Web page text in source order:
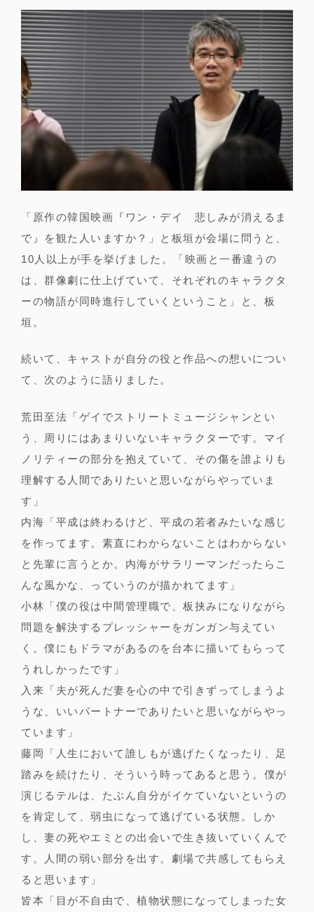
「原作の韓国映画『ワン・デイ 悲しみが消えるま
で』を観た人いますか？」と板垣が会場に問うと、
10人以上が手を挙げました。「映画と一番違うの
は、群像劇に仕上げていて、それぞれのキャラクタ
ーの物語が同時進行していくということ」と、板
垣。
続いて、キャストが自分の役と作品への想いについ
て、次のように語りました。
荒田至法「ゲイでストリートミュージシャンとい
う、周りにはあまりいないキャラクターです。マイ
ノリティーの部分を抱えていて、その傷を誰よりも
理解する人間でありたいと思いながらやっていま
す」
内海「平成は終わるけど、平成の若者みたいな感じ
を作ってます。素直にわからないことはわからない
と先輩に言うとか。内海がサラリーマンだったらこ
んな風かな、っていうのが描かれてます」
小林「僕の役は中間管理職で、板挟みになりながら
問題を解決するプレッシャーをガンガン与えてい
く。僕にもドラマがあるのを台本に描いてもらって
うれしかったです」
入来「夫が死んだ妻を心の中で引きずってしまうよ
うな、いいパートナーでありたいと思いながらやっ
ています」
藤岡「人生において誰しもが逃げたくなったり、足
踏みを続けたり、そういう時ってあると思う。僕が
演じるテルは、たぶん自分がイケていないというの
を肯定して、弱虫になって逃げている状態。しか
し、妻の死やエミとの出会いで生き抜いていくんで
す。人間の弱い部分を出す。劇場で共感してもらえ
ると思います」
皆本「目が不自由で、植物状態になってしまった女